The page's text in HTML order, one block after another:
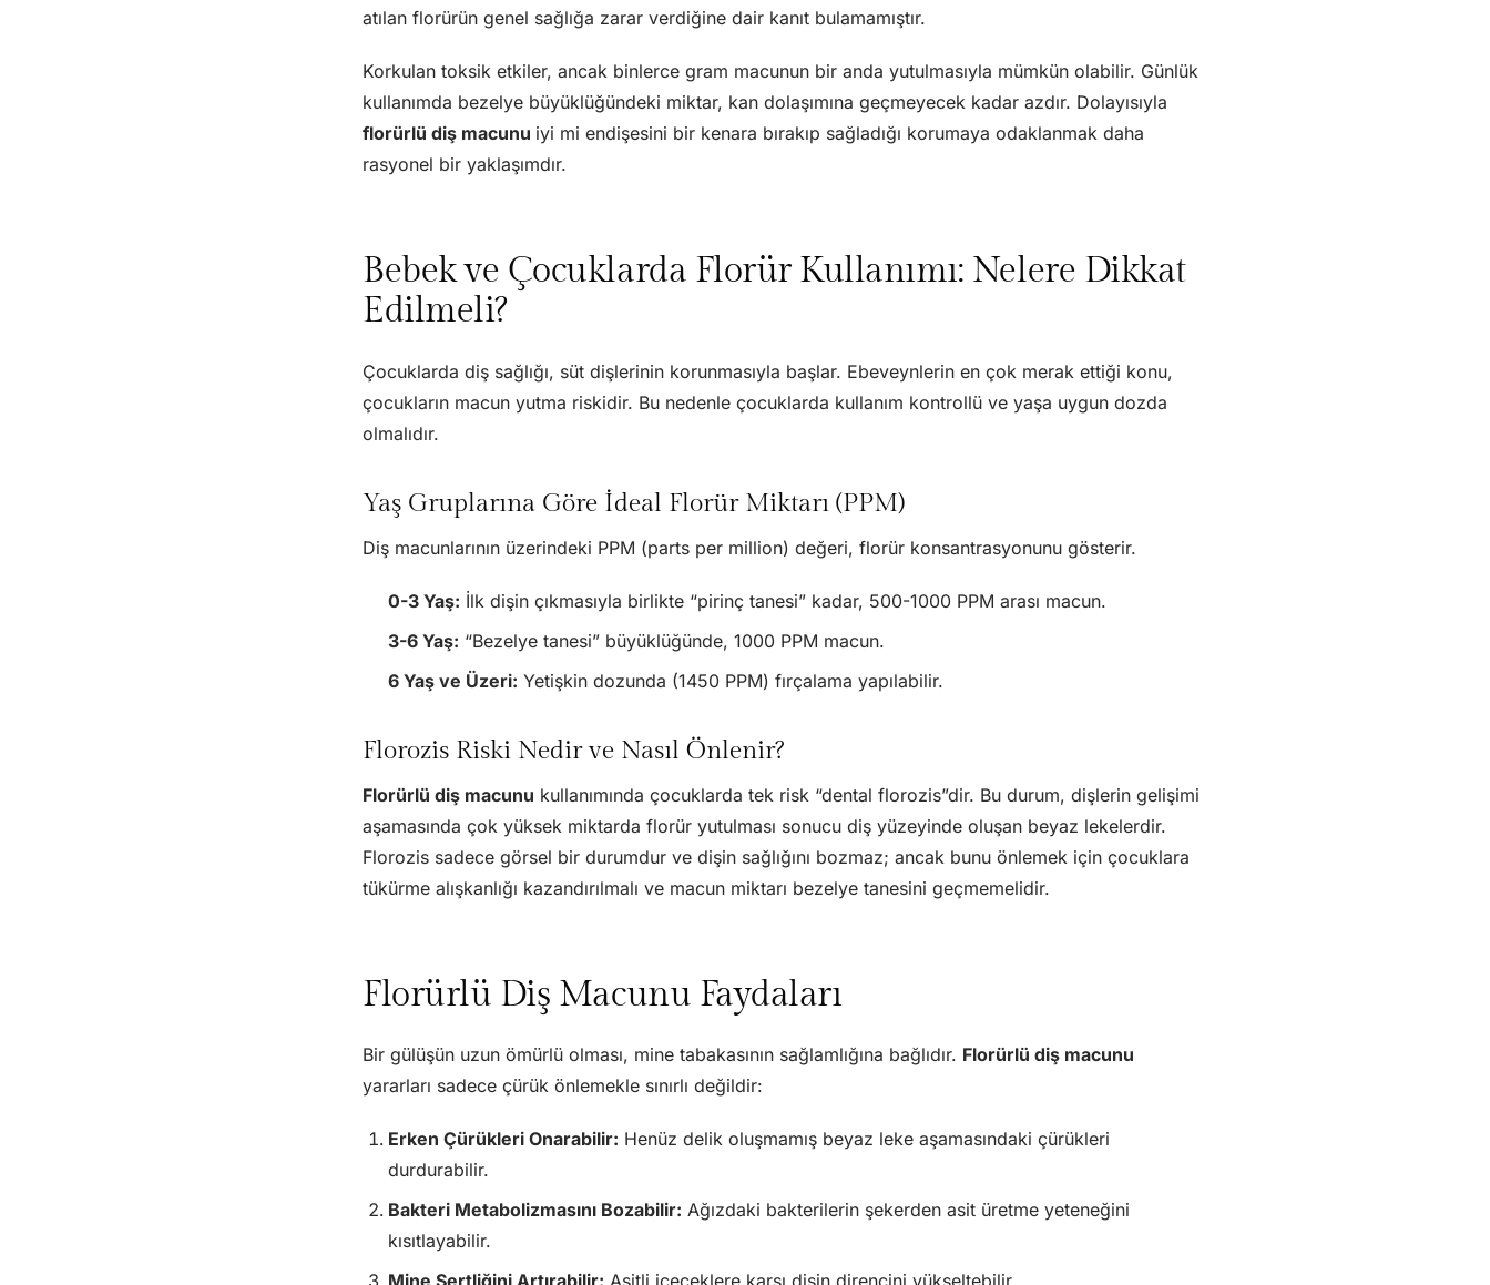
atılan florürün genel sağlığa zarar verdiğine dair kanıt bulamamıştır.
Korkulan toksik etkiler, ancak binlerce gram macunun bir anda yutulmasıyla mümkün olabilir. Günlük
kullanımda bezelye büyüklüğündeki miktar, kan dolaşımına geçmeyecek kadar azdır. Dolayısıyla
florürlü diş macunu iyi mi endişesini bir kenara bırakıp sağladığı korumaya odaklanmak daha
rasyonel bir yaklaşımdır.
Bebek ve Çocuklarda Florür Kullanımı: Nelere Dikkat
Edilmeli?
Çocuklarda diş sağlığı, süt dişlerinin korunmasıyla başlar. Ebeveynlerin en çok merak ettiği konu,
çocukların macun yutma riskidir. Bu nedenle çocuklarda kullanım kontrollü ve yaşa uygun dozda
olmalıdır.
Yaş Gruplarına Göre İdeal Florür Miktarı (PPM)
Diş macunlarının üzerindeki PPM (parts per million) değeri, florür konsantrasyonunu gösterir.
0-3 Yaş: İlk dişin çıkmasıyla birlikte “pirinç tanesi” kadar, 500-1000 PPM arası macun.
3-6 Yaş: “Bezelye tanesi” büyüklüğünde, 1000 PPM macun.
6 Yaş ve Üzeri: Yetişkin dozunda (1450 PPM) fırçalama yapılabilir.
Florozis Riski Nedir ve Nasıl Önlenir?
Florürlü diş macunu kullanımında çocuklarda tek risk “dental florozis”dir. Bu durum, dişlerin gelişimi
aşamasında çok yüksek miktarda florür yutulması sonucu diş yüzeyinde oluşan beyaz lekelerdir.
Florozis sadece görsel bir durumdur ve dişin sağlığını bozmaz; ancak bunu önlemek için çocuklara
tükürme alışkanlığı kazandırılmalı ve macun miktarı bezelye tanesini geçmemelidir.
Florürlü Diş Macunu Faydaları
Bir gülüşün uzun ömürlü olması, mine tabakasının sağlamlığına bağlıdır. Florürlü diş macunu
yararları sadece çürük önlemekle sınırlı değildir:
Erken Çürükleri Onarabilir: Henüz delik oluşmamış beyaz leke aşamasındaki çürükleri
durdurabilir.
Bakteri Metabolizmasını Bozabilir: Ağızdaki bakterilerin şekerden asit üretme yeteneğini
kısıtlayabilir.